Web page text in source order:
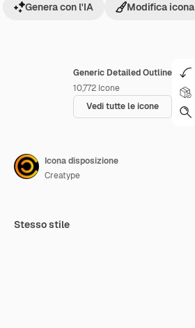
Generic Detailed Outline
10,772 Icone
Vedi tutte le icone
Genera con l'IA Modifica icona
Icona disposizione
Creatype
Stesso stile